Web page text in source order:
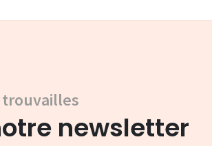
trouvailles
newsletter